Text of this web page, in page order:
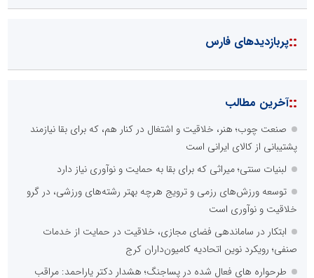
::پربازدیدهای فارس
::آخرین مطالب
صنعت چوب؛ هنر، خلاقیت و اشتغال در کنار هم، که برای بقا نیازمند
پشتیبانی از کالای ایرانی است
لبنیات سنتی؛ میراثی که برای بقا به حمایت و نوآوری نیاز دارد
توسعه ورزش‌های رزمی و ترویج هرچه بهتر رشته‌های ورزشی، در گرو
خلاقیت و نوآوری است
ابتکار در ساماندهی فضای مجازی، خلاقیت در حمایت از خدمات
صنفی؛ رویکرد نوین اتحادیه کامیون‌داران کرج
طرحواره های فعال شده در پساجنگ؛ هشدار دکتر یاراحمد: مراقب